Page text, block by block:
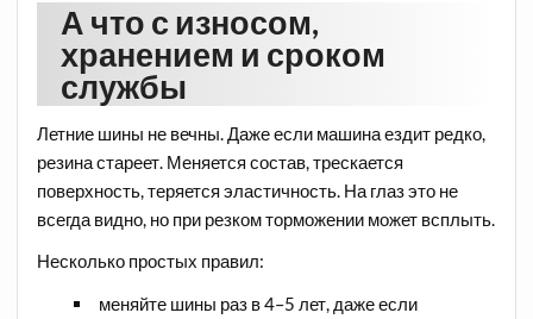
А что с износом,
хранением и сроком
службы
Летние шины не вечны. Даже если машина ездит редко,
резина стареет. Меняется состав, трескается
поверхность, теряется эластичность. На глаз это не
всегда видно, но при резком торможении может всплыть.
Несколько простых правил:
меняйте шины раз в 4–5 лет, даже если